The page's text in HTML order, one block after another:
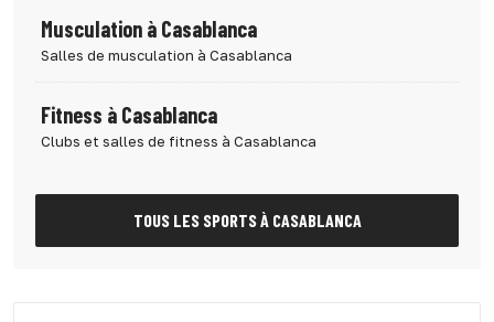
Musculation à Casablanca
Salles de musculation à Casablanca
Fitness à Casablanca
Clubs et salles de fitness à Casablanca
TOUS LES SPORTS À CASABLANCA